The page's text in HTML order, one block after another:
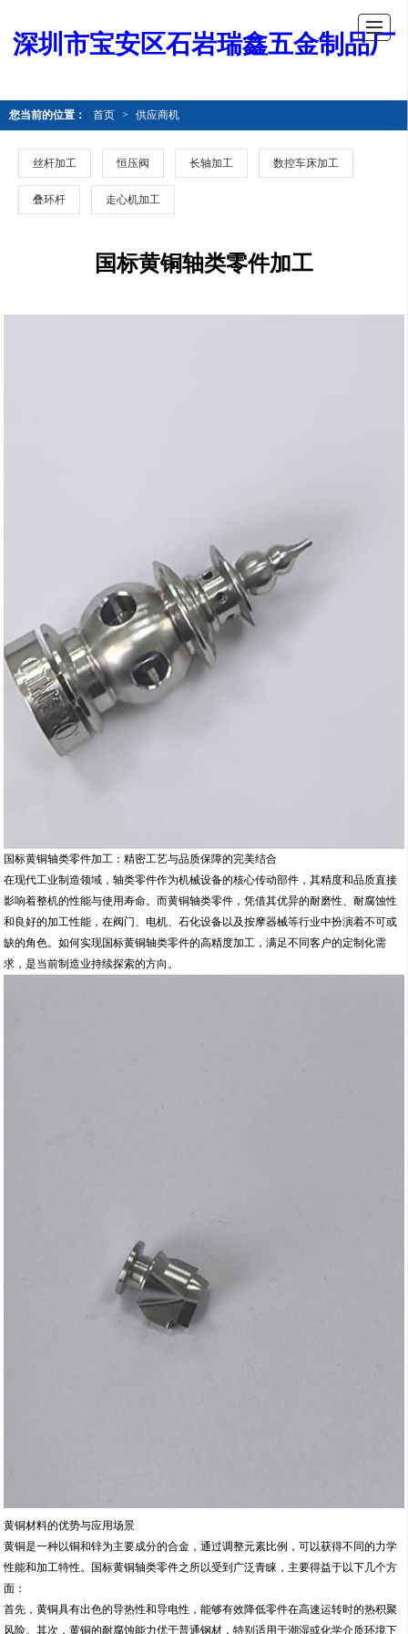
深圳市宝安区石岩瑞鑫五金制品厂
您当前的位置： 首页 > 供应商机
丝杆加工 恒压阀 长轴加工 数控车床加工
叠环杆 走心机加工
国标黄铜轴类零件加工
国标黄铜轴类零件加工：精密工艺与品质保障的完美结合
在现代工业制造领域，轴类零件作为机械设备的核心传动部件，其精度和品质直接
影响着整机的性能与使用寿命。而黄铜轴类零件，凭借其优异的耐磨性、耐腐蚀性
和良好的加工性能，在阀门、电机、石化设备以及按摩器械等行业中扮演着不可或
缺的角色。如何实现国标黄铜轴类零件的高精度加工，满足不同客户的定制化需
求，是当前制造业持续探索的方向。
黄铜材料的优势与应用场景
黄铜是一种以铜和锌为主要成分的合金，通过调整元素比例，可以获得不同的力学
性能和加工特性。国标黄铜轴类零件之所以受到广泛青睐，主要得益于以下几个方
面：
首先，黄铜具有出色的导热性和导电性，能够有效降低零件在高速运转时的热积聚
风险。其次，黄铜的耐腐蚀能力优于普通钢材，特别适用于潮湿或化学介质环境下